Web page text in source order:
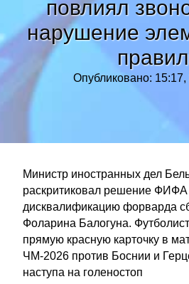
повлиял
нарушение
Опубликовано:
Министр иностранных дел
раскритиковал решение ФИФА
дисквалификацию форварда
Фоларина Балогуна.
прямую красную карточку в
ЧМ-2026 против Боснии и
наступа на голеностоп
Контакт»